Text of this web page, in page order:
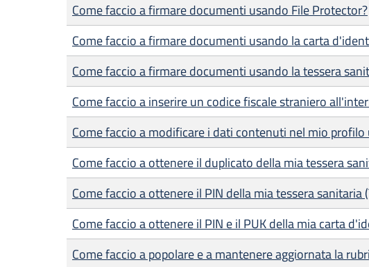
Come faccio a firmare documenti usando File Protector?
Come faccio a firmare documenti usando la carta
Come faccio a firmare documenti usando la tessera
Come faccio a inserire un codice fiscale straniero
Come faccio a modificare i dati contenuti nel mio profilo
Come faccio a ottenere il duplicato della mia tessera
Come faccio a ottenere il PIN della mia tessera sanitaria
Come faccio a ottenere il PIN e il PUK della mia carta
Come faccio a popolare e a mantenere aggiornata la